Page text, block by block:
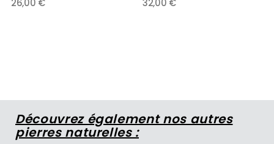
26,00 € 32,00 €
Découvrez également nos autres
pierres naturelles :